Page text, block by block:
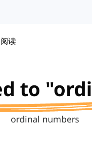
阅读
to
ordinal numbers